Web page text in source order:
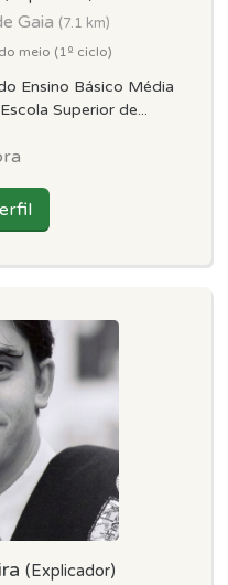
Gaia (7.1 km)
meio (1º ciclo)
Ensino Básico Média
Superior de...
(Explicador)